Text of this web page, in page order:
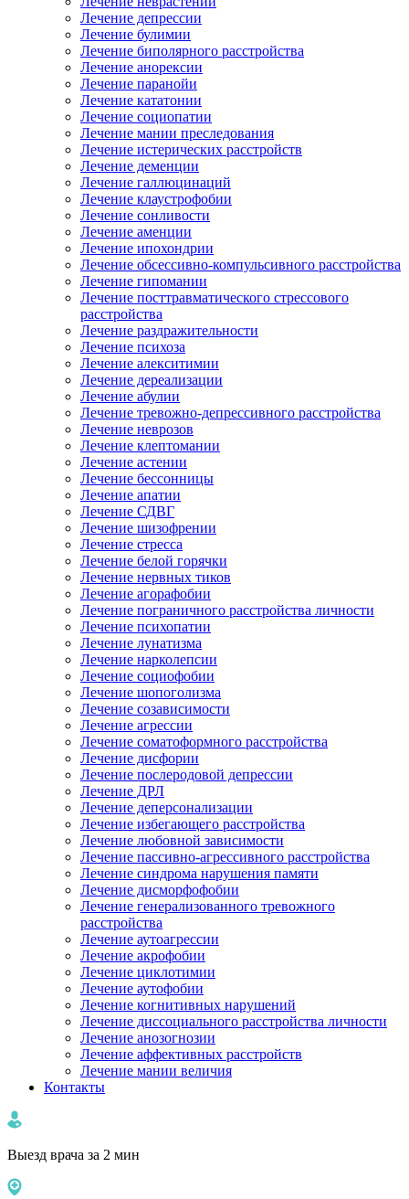
Лечение депрессии
Лечение булимии
Лечение биполярного расстройства
Лечение анорексии
Лечение паранойи
Лечение кататонии
Лечение социопатии
Лечение мании преследования
Лечение истерических расстройств
Лечение деменции
Лечение галлюцинаций
Лечение клаустрофобии
Лечение сонливости
Лечение аменции
Лечение ипохондрии
Лечение обсессивно-компульсивного расстройства
Лечение гипомании
Лечение посттравматического стрессового
расстройства
Лечение раздражительности
Лечение психоза
Лечение алекситимии
Лечение дереализации
Лечение абулии
Лечение тревожно-депрессивного расстройства
Лечение неврозов
Лечение клептомании
Лечение астении
Лечение бессонницы
Лечение апатии
Лечение СДВГ
Лечение шизофрении
Лечение стресса
Лечение белой горячки
Лечение нервных тиков
Лечение агорафобии
Лечение пограничного расстройства личности
Лечение психопатии
Лечение лунатизма
Лечение нарколепсии
Лечение социофобии
Лечение шопоголизма
Лечение созависимости
Лечение агрессии
Лечение соматоформного расстройства
Лечение дисфории
Лечение послеродовой депрессии
Лечение ДРЛ
Лечение деперсонализации
Лечение избегающего расстройства
Лечение любовной зависимости
Лечение пассивно-агрессивного расстройства
Лечение синдрома нарушения памяти
Лечение дисморфофобии
Лечение генерализованного тревожного
расстройства
Лечение аутоагрессии
Лечение акрофобии
Лечение циклотимии
Лечение аутофобии
Лечение когнитивных нарушений
Лечение диссоциального расстройства личности
Лечение анозогнозии
Лечение аффективных расстройств
Лечение мании величия
Контакты
Выезд врача за 2 мин